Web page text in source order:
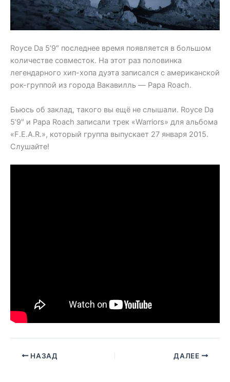
Royce Da 5’9″ последнее время появляется в большом
количестве совместок. На этот раз половинка
легендарного хип-хопа дуэта записался с американской
рок-группой из города Вакавилль — Papa Roach.
Бьюсь об заклад, такого вы ещё не слышали. Royce Da
5’9″ и Papa Roach записали трек «Warriors» для альбома
«F.E.A.R.», который группа выпускает 27 января 2015.
Слушайте!
НАЗАД ДАЛЕЕ